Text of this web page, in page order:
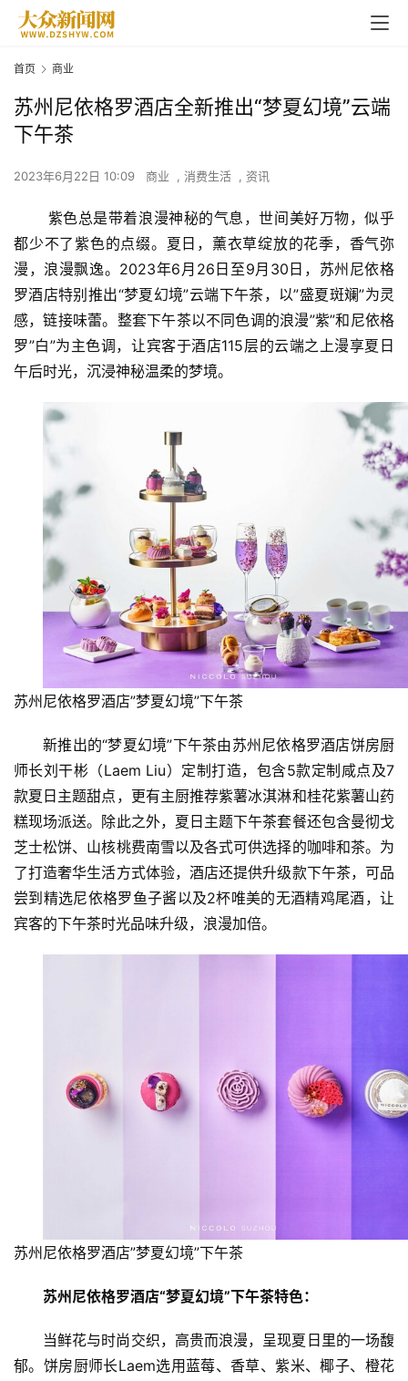
页
首页 商业
苏州尼依格罗酒店全新推出“梦夏幻境”云端
下午茶
2023年6月22日 10:09 商业 , 消费生活 , 资讯
紫色总是带着浪漫神秘的气息，世间美好万物，似乎
都少不了紫色的点缀。夏日，薰衣草绽放的花季，香气弥
漫，浪漫飘逸。2023年6月26日至9月30日，苏州尼依格
罗酒店特别推出“梦夏幻境”云端下午茶，以”盛夏斑斓”为灵
感，链接味蕾。整套下午茶以不同色调的浪漫”紫”和尼依格
罗”白”为主色调，让宾客于酒店115层的云端之上漫享夏日
午后时光，沉浸神秘温柔的梦境。
苏州尼依格罗酒店”梦夏幻境”下午茶
新推出的“梦夏幻境”下午茶由苏州尼依格罗酒店饼房厨
师长刘干彬（Laem Liu）定制打造，包含5款定制咸点及7
款夏日主题甜点，更有主厨推荐紫薯冰淇淋和桂花紫薯山药
糕现场派送。除此之外，夏日主题下午茶套餐还包含曼彻戈
芝士松饼、山核桃费南雪以及各式可供选择的咖啡和茶。为
了打造奢华生活方式体验，酒店还提供升级款下午茶，可品
尝到精选尼依格罗鱼子酱以及2杯唯美的无酒精鸡尾酒，让
宾客的下午茶时光品味升级，浪漫加倍。
苏州尼依格罗酒店”梦夏幻境”下午茶
苏州尼依格罗酒店“梦夏幻境”下午茶特色：
当鲜花与时尚交织，高贵而浪漫，呈现夏日里的一场馥
郁。饼房厨师长Laem选用蓝莓、香草、紫米、椰子、橙花